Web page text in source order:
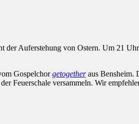
der Auferstehung von Ostern. Um 21
Gospelchorgetogether aus Bensheim.
Feuerschale versammeln. Wir